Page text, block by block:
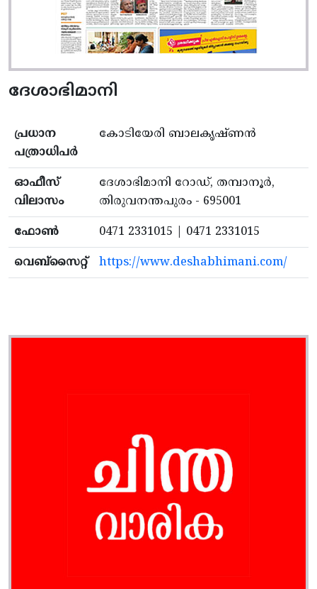
ദേശാഭിമാനി
പ്രധാന
പത്രാധിപർ
കോടിയേരി ബാലകൃഷ്ണൻ
ഓഫീസ്
വിലാസം
ദേശാഭിമാനി റോഡ്, തമ്പാനൂർ,
തിരുവനന്തപുരം - 695001
ഫോൺ 0471 2331015 | 0471 2331015
വെബ്സൈറ്റ് https://www.deshabhimani.com/